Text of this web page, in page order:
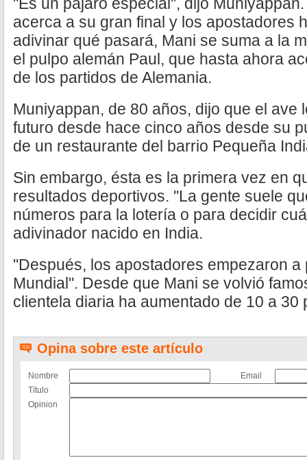
acerca a su gran final y los apostadores
adivinar qué pasará, Mani se suma a la
el pulpo alemán Paul, que hasta ahora
de los partidos de Alemania.
Muniyappan, de 80 años, dijo que el ave
futuro desde hace cinco años desde su
de un restaurante del barrio Pequeña
Sin embargo, ésta es la primera vez en
resultados deportivos. ''La gente suele
números para la lotería o para decidir
adivinador nacido en India.
''Después, los apostadores empezaron
Mundial''. Desde que Mani se volvió
clientela diaria ha aumentado de 10 a 30
Opina sobre este artículo
Nombre
Email
Título
Opinion